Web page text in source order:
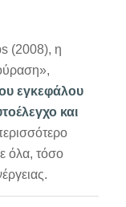
(2008), η
εγκεφάλου
και
όλα, τόσο